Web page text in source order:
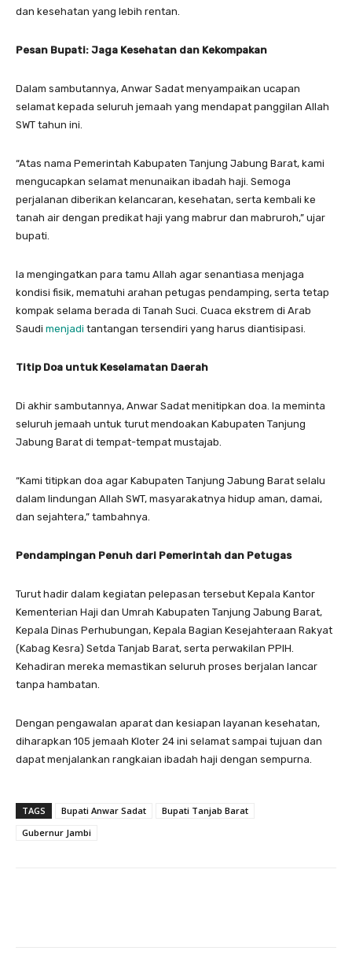
dan kesehatan yang lebih rentan.
Pesan Bupati: Jaga Kesehatan dan Kekompakan
Dalam sambutannya, Anwar Sadat menyampaikan ucapan
selamat kepada seluruh jemaah yang mendapat panggilan Allah
SWT tahun ini.
“Atas nama Pemerintah Kabupaten Tanjung Jabung Barat, kami
mengucapkan selamat menunaikan ibadah haji. Semoga
perjalanan diberikan kelancaran, kesehatan, serta kembali ke
tanah air dengan predikat haji yang mabrur dan mabruroh,” ujar
bupati.
Ia mengingatkan para tamu Allah agar senantiasa menjaga
kondisi fisik, mematuhi arahan petugas pendamping, serta tetap
kompak selama berada di Tanah Suci. Cuaca ekstrem di Arab
Saudi menjadi tantangan tersendiri yang harus diantisipasi.
Titip Doa untuk Keselamatan Daerah
Di akhir sambutannya, Anwar Sadat menitipkan doa. Ia meminta
seluruh jemaah untuk turut mendoakan Kabupaten Tanjung
Jabung Barat di tempat-tempat mustajab.
“Kami titipkan doa agar Kabupaten Tanjung Jabung Barat selalu
dalam lindungan Allah SWT, masyarakatnya hidup aman, damai,
dan sejahtera,” tambahnya.
Pendampingan Penuh dari Pemerintah dan Petugas
Turut hadir dalam kegiatan pelepasan tersebut Kepala Kantor
Kementerian Haji dan Umrah Kabupaten Tanjung Jabung Barat,
Kepala Dinas Perhubungan, Kepala Bagian Kesejahteraan Rakyat
(Kabag Kesra) Setda Tanjab Barat, serta perwakilan PPIH.
Kehadiran mereka memastikan seluruh proses berjalan lancar
tanpa hambatan.
Dengan pengawalan aparat dan kesiapan layanan kesehatan,
diharapkan 105 jemaah Kloter 24 ini selamat sampai tujuan dan
dapat menjalankan rangkaian ibadah haji dengan sempurna.
TAGS Bupati Anwar Sadat
Bupati Tanjab Barat
Gubernur Jambi